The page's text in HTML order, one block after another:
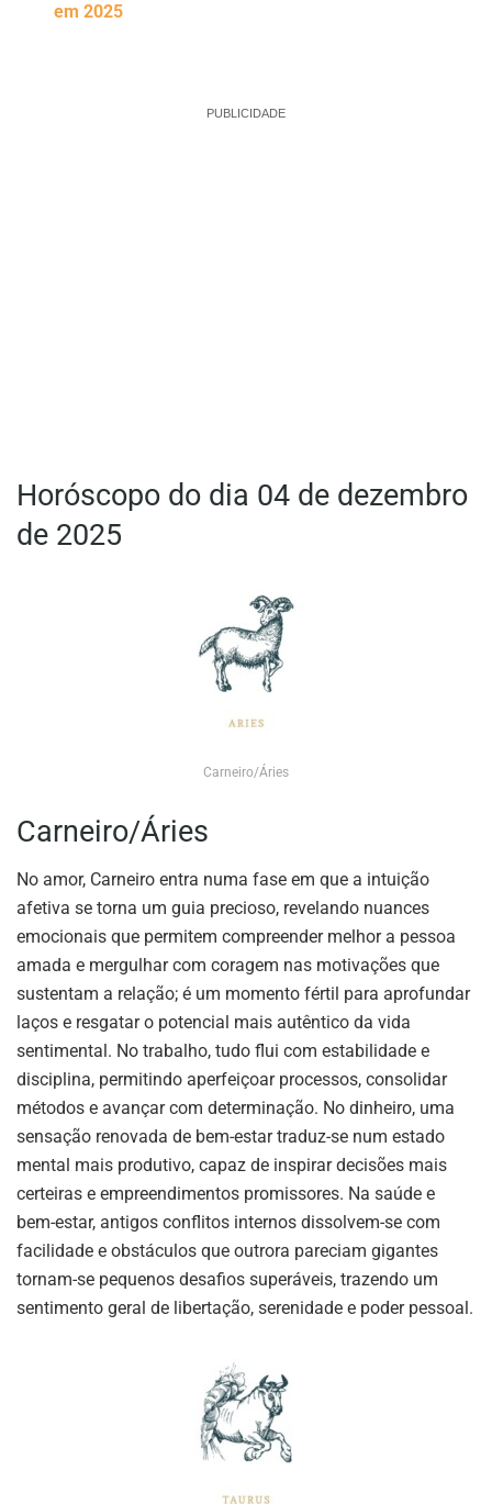
em 2025
PUBLICIDADE
Horóscopo do dia 04 de dezembro
de 2025
Carneiro/Áries
Carneiro/Áries
No amor, Carneiro entra numa fase em que a intuição
afetiva se torna um guia precioso, revelando nuances
emocionais que permitem compreender melhor a pessoa
amada e mergulhar com coragem nas motivações que
sustentam a relação; é um momento fértil para aprofundar
laços e resgatar o potencial mais autêntico da vida
sentimental. No trabalho, tudo flui com estabilidade e
disciplina, permitindo aperfeiçoar processos, consolidar
métodos e avançar com determinação. No dinheiro, uma
sensação renovada de bem-estar traduz-se num estado
mental mais produtivo, capaz de inspirar decisões mais
certeiras e empreendimentos promissores. Na saúde e
bem-estar, antigos conflitos internos dissolvem-se com
facilidade e obstáculos que outrora pareciam gigantes
tornam-se pequenos desafios superáveis, trazendo um
sentimento geral de libertação, serenidade e poder pessoal.